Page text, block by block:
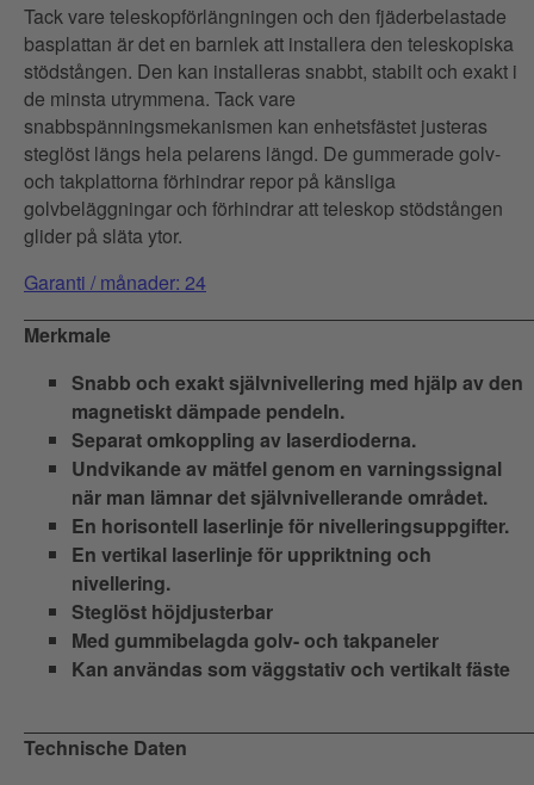
Tack vare teleskopförlängningen och den fjäderbelastade
basplattan är det en barnlek att installera den teleskopiska
stödstången. Den kan installeras snabbt, stabilt och exakt i
de minsta utrymmena. Tack vare
snabbspänningsmekanismen kan enhetsfästet justeras
steglöst längs hela pelarens längd. De gummerade golv-
och takplattorna förhindrar repor på känsliga
golvbeläggningar och förhindrar att teleskop stödstången
glider på släta ytor.
Garanti / månader: 24
Merkmale
Snabb och exakt självnivellering med hjälp av den
magnetiskt dämpade pendeln.
Separat omkoppling av laserdioderna.
Undvikande av mätfel genom en varningssignal
när man lämnar det självnivellerande området.
En horisontell laserlinje för nivelleringsuppgifter.
En vertikal laserlinje för uppriktning och
nivellering.
Steglöst höjdjusterbar
Med gummibelagda golv- och takpaneler
Kan användas som väggstativ och vertikalt fäste
Technische Daten